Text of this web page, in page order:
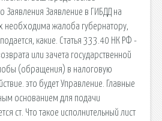
Заявления Заявление в ГИБДД на
необходима жалоба губернатору,
какие. Статья 333.40 НК РФ -
или зачета государственной
(обращения) в налоговую
это будет Управление. Главные
основанием для подачи
ст. Что такое исполнительный лист